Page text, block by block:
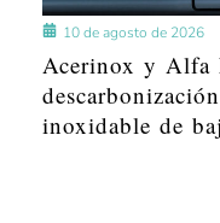
10 de agosto de 2026
Acerinox y Alfa
inoxidable de